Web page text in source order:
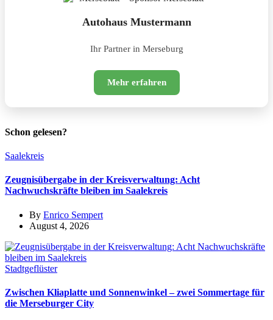
Autohaus Mustermann
Ihr Partner in Merseburg
Mehr erfahren
Schon gelesen?
Saalekreis
Zeugnisübergabe in der Kreisverwaltung: Acht
Nachwuchskräfte bleiben im Saalekreis
By Enrico Sempert
August 4, 2026
Stadtgeflüster
Zwischen Kliaplatte und Sonnenwinkel – zwei Sommertage für
die Merseburger City